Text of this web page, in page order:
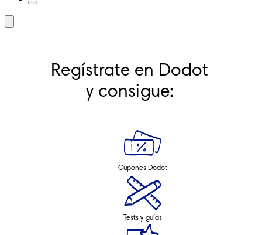
Regístrate en Dodot
y consigue:
Cupones Dodot
Tests y guías